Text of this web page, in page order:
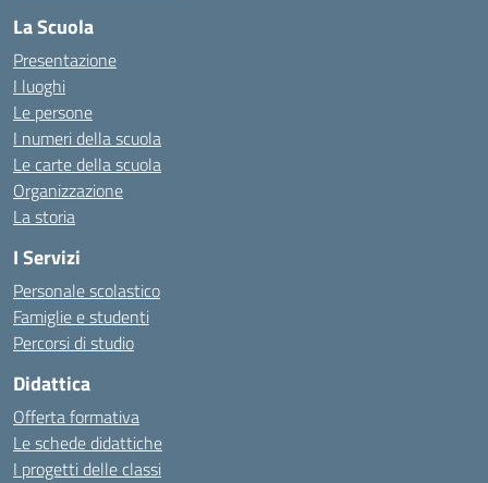
La Scuola
Presentazione
I luoghi
Le persone
I numeri della scuola
Le carte della scuola
Organizzazione
La storia
I Servizi
Personale scolastico
Famiglie e studenti
Percorsi di studio
Didattica
Offerta formativa
Le schede didattiche
I progetti delle classi